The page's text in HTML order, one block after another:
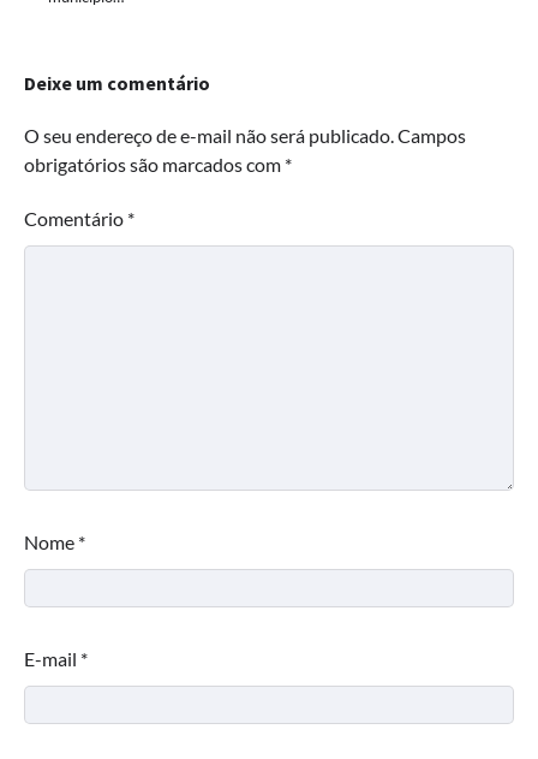
Deixe um comentário
O seu endereço de e-mail não será publicado.Campos
obrigatórios são marcados com *
Comentário *
Nome *
E-mail *